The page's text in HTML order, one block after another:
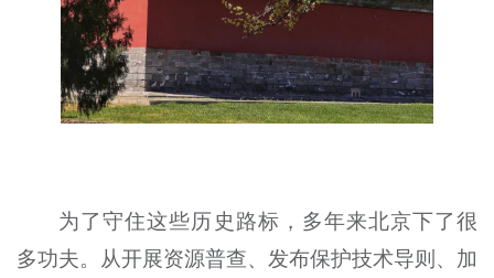
为了守住这些历史路标，多年来北京下了很
多功夫。从开展资源普查、发布保护技术导则、加